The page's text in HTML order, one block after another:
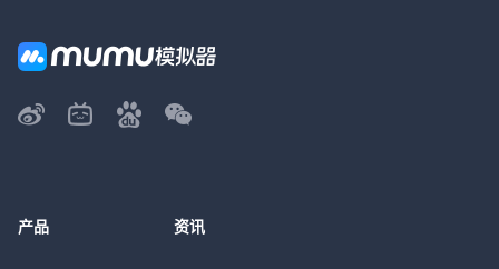
产品 资讯